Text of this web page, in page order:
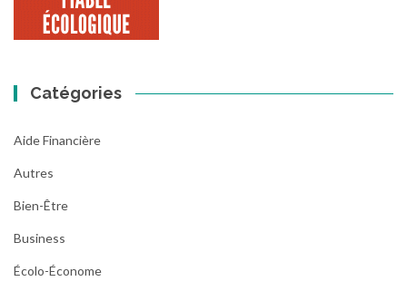
Catégories
Aide Financière
Autres
Bien-Être
Business
Écolo-Économe